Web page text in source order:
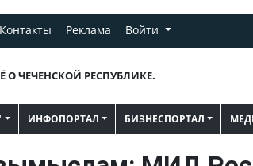
Контакты Реклама Войти
О ЧЕЧЕНСКОЙ РЕСПУБЛИКЕ.
ИНФОПОРТАЛ БИЗНЕСПОРТАЛ